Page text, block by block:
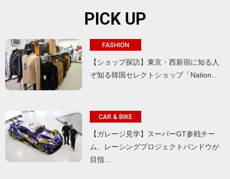
PICK UP
FASHION
【ショップ探訪】東京・西新宿に知る人
ぞ知る韓国セレクトショップ「Nation…
CAR & BIKE
【ガレージ見学】スーパーGT参戦チー
ム、レーシングプロジェクトバンドウが
目指…